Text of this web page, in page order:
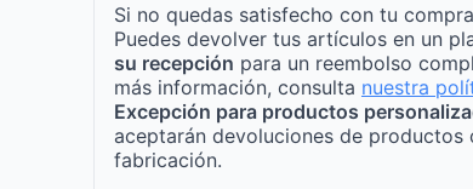
Si no quedas satisfecho con tu
Puedes devolver tus artículos en un
su recepción para un reembolso
más información, consulta nuestra
Excepción para productos
aceptarán devoluciones de productos
fabricación.